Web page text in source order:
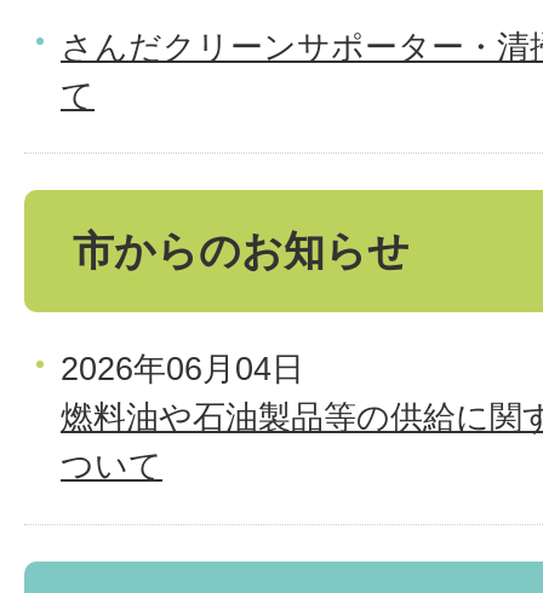
さんだクリーンサポーター・
て
市からのお知らせ
2026年06月04日
燃料油や石油製品等の供給に関
ついて